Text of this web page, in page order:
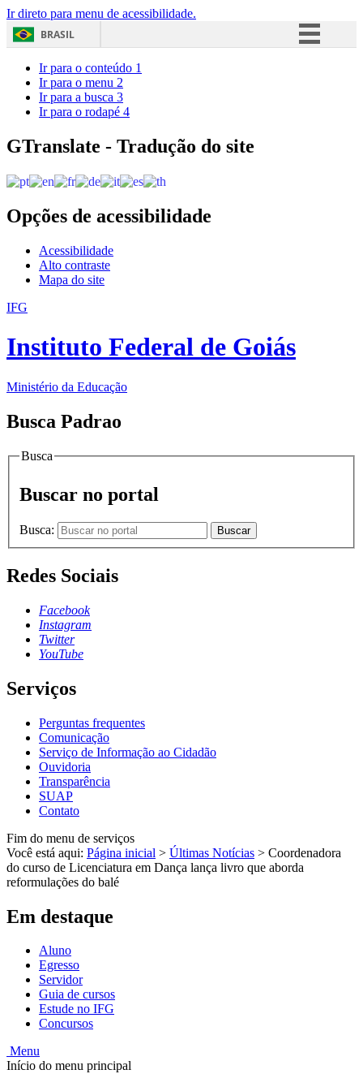
Ir direto para menu de acessibilidade.
BRASIL
Acesso à informação
Ir para o conteúdo 1
Ir para o menu 2
Ir para a busca 3
Ir para o rodapé 4
GTranslate - Tradução do site
Opções de acessibilidade
Acessibilidade
Alto contraste
Mapa do site
IFG
Instituto Federal de Goiás
Ministério da Educação
Busca Padrao
Busca
Buscar no portal
Busca: Buscar
Redes Sociais
Facebook
Instagram
Twitter
YouTube
Serviços
Perguntas frequentes
Comunicação
Serviço de Informação ao Cidadão
Ouvidoria
Transparência
SUAP
Contato
Fim do menu de serviços
Você está aqui: Página inicial > Últimas Notícias > Coordenadora
do curso de Licenciatura em Dança lança livro que aborda
reformulações do balé
Em destaque
Aluno
Egresso
Servidor
Guia de cursos
Estude no IFG
Concursos
Menu
Início do menu principal